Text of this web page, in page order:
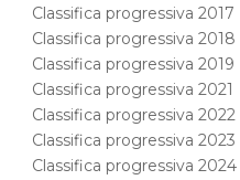
Classifica progressiva 2017
Classifica progressiva 2018
Classifica progressiva 2019
Classifica progressiva 2021
Classifica progressiva 2022
Classifica progressiva 2023
Classifica progressiva 2024